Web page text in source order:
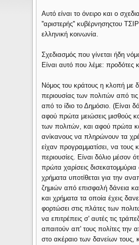
Αυτό είναι το όνειρο και ο
''αριστερής'' κυβέρνησηςτου
ελληνική κοινωνία.
Σχεδιασμός που γίνεται ήδη
Είναι αυτό που λέμε: προδότες
Νόμος του κράτους η κλοπή με
περιουσίας των πολιτών από
από το ίδιο το Δημόσιο. (Είναι
αφού πρώτα μειώσεις μισθούς
των πολιτών, και αφού πρώτα
ανίκανους να πληρώνουν τα
είχαν προγραμματίσει, να τους
περιουσίες. Είναι δόλιο μέσον
πρώτα χαρίσεις δισεκατομμύρια
χρήματα υποτίθεται για την
ζημιών από επισφαλή δάνεια
και χρήματα τα οποία έχεις
φορτώσει στις πλάτες των
να επιτρέπεις σ' αυτές τις
απαιτούν απ' τους πολίτες την
στο ακέραιο των δανείων τους,